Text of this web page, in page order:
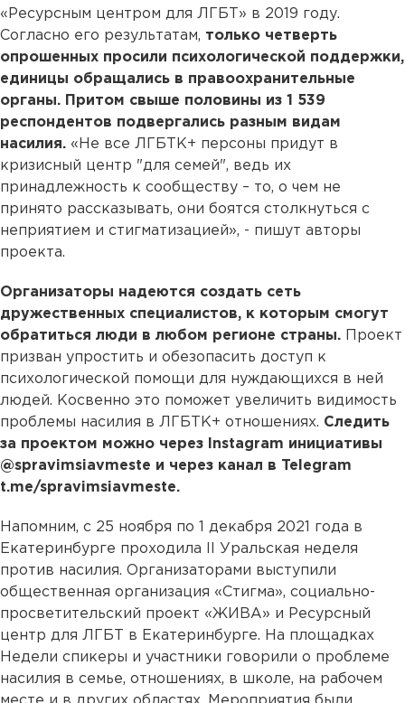
«Ресурсным центром для ЛГБТ» в 2019 году.
Согласно его результатам, только четверть
опрошенных просили психологической поддержки,
единицы обращались в правоохранительные
органы. Притом свыше половины из 1 539
респондентов подвергались разным видам
насилия. «Не все ЛГБТК+ персоны придут в
кризисный центр "для семей", ведь их
принадлежность к сообществу – то, о чем не
принято рассказывать, они боятся столкнуться с
неприятием и стигматизацией», - пишут авторы
проекта.
Организаторы надеются создать сеть
дружественных специалистов, к которым смогут
обратиться люди в любом регионе страны. Проект
призван упростить и обезопасить доступ к
психологической помощи для нуждающихся в ней
людей. Косвенно это поможет увеличить видимость
проблемы насилия в ЛГБТК+ отношениях. Следить
за проектом можно через Instagram инициативы
@spravimsiavmeste и через канал в Telegram
t.me/spravimsiavmeste.
Напомним, с 25 ноября по 1 декабря 2021 года в
Екатеринбурге проходила II Уральская неделя
против насилия. Организаторами выступили
общественная организация «Стигма», социально-
просветительский проект «ЖИВА» и Ресурсный
центр для ЛГБТ в Екатеринбурге. На площадках
Недели спикеры и участники говорили о проблеме
насилия в семье, отношениях, в школе, на рабочем